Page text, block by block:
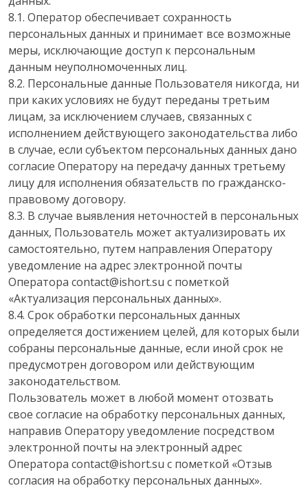
8.1. Оператор обеспечивает сохранность
персональных данных и принимает все возможные
меры, исключающие доступ к персональным
данным неуполномоченных лиц.
8.2. Персональные данные Пользователя никогда, ни
при каких условиях не будут переданы третьим
лицам, за исключением случаев, связанных с
исполнением действующего законодательства либо
в случае, если субъектом персональных данных дано
согласие Оператору на передачу данных третьему
лицу для исполнения обязательств по гражданско-
правовому договору.
8.3. В случае выявления неточностей в персональных
данных, Пользователь может актуализировать их
самостоятельно, путем направления Оператору
уведомление на адрес электронной почты
Оператора contact@ishort.su с пометкой
«Актуализация персональных данных».
8.4. Срок обработки персональных данных
определяется достижением целей, для которых были
собраны персональные данные, если иной срок не
предусмотрен договором или действующим
законодательством.
Пользователь может в любой момент отозвать
свое согласие на обработку персональных данных,
направив Оператору уведомление посредством
электронной почты на электронный адрес
Оператора contact@ishort.su с пометкой «Отзыв
согласия на обработку персональных данных».